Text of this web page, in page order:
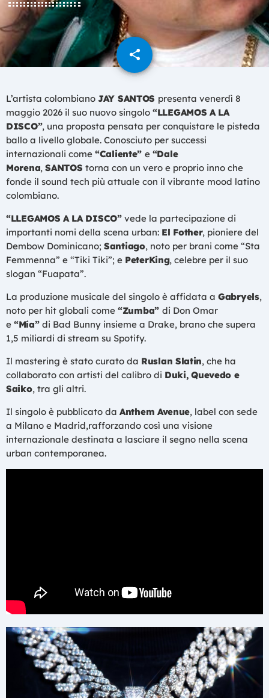
share
email
L’artista colombiano JAY SANTOS presenta venerdì 8
maggio 2026 il suo nuovo singolo “LLEGAMOS A LA
DISCO”, una proposta pensata per conquistare le pisteda
ballo a livello globale. Conosciuto per successi
internazionali come “Caliente” e “Dale
Morena,SANTOStorna con un vero e proprio inno che
fonde il sound tech più attuale con il vibrante mood latino
colombiano.
“LLEGAMOS A LA DISCO”vede la partecipazione di
importanti nomi della scena urban: El Fother, pioniere del
Dembow Dominicano; Santiago, noto per brani come “Sta
Femmenna” e “Tiki Tiki”; e PeterKing, celebre per il suo
slogan “Fuapata”.
La produzione musicale del singolo è affidata a Gabryels,
noto per hit globali come “Zumba” di Don Omar
e “Mía”di Bad Bunny insieme a Drake, brano che supera
1,5 miliardi di stream su Spotify.
Il mastering è stato curato da Ruslan Slatin, che ha
collaborato con artisti del calibro di Duki, Quevedo e
Saiko, tra gli altri.
Il singolo è pubblicato da Anthem Avenue, label con sede
a Milano e Madrid,rafforzando così una visione
internazionale destinata a lasciare il segno nella scena
urban contemporanea.